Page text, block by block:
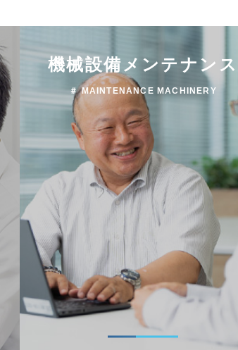
機械設備メンテナンス
＃ MAINTENANCE MACHINERY